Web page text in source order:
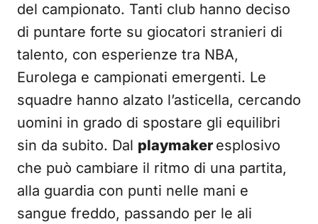
del campionato. Tanti club hanno deciso
di puntare forte su giocatori stranieri di
talento, con esperienze tra NBA,
Eurolega e campionati emergenti. Le
squadre hanno alzato l’asticella, cercando
uomini in grado di spostare gli equilibri
sin da subito. Dal playmaker esplosivo
che può cambiare il ritmo di una partita,
alla guardia con punti nelle mani e
sangue freddo, passando per le ali